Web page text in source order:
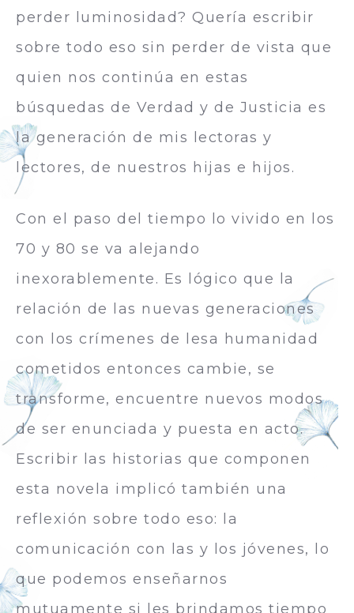
perder luminosidad? Quería escribir
sobre todo eso sin perder de vista que
quien nos continúa en estas
búsquedas de Verdad y de Justicia es
la generación de mis lectoras y
lectores, de nuestros hijas e hijos.
Con el paso del tiempo lo vivido en los
70 y 80 se va alejando
inexorablemente. Es lógico que la
relación de las nuevas generaciones
con los crímenes de lesa humanidad
cometidos entonces cambie, se
transforme, encuentre nuevos modos
de ser enunciada y puesta en acto.
Escribir las historias que componen
esta novela implicó también una
reflexión sobre todo eso: la
comunicación con las y los jóvenes, lo
que podemos enseñarnos
mutuamente si les brindamos tiempo